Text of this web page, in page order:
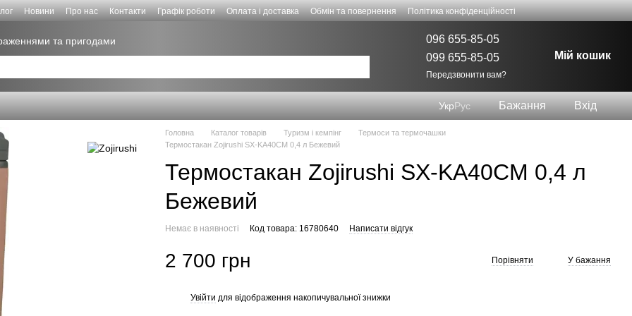
Новини Про нас Контакти Графік роботи Оплата і доставка Обмін та повернення
Політика конфіденційності
та пригодами
096 655-85-05
099 655-85-05
Передзвонити вам?
Мій кошик
УкрРус Бажання Вхід
Головна Каталог товарів Туризм і кемпінг
Термоси та термочашки
Термостакан Zojirushi SX-KA40CM 0,4 л Бежевий
Термостакан Zojirushi SX-KA40CM 0,4 л
Бежевий
Немає в наявності Код товара: 16780640 Написати відгук
2 700 грн Порівняти У бажання
Увійти для відображення накопичувальної знижки